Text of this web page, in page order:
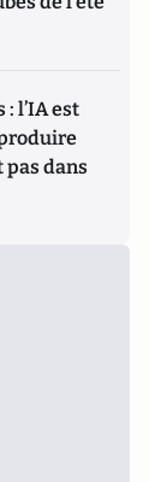
l’IA est
pas dans